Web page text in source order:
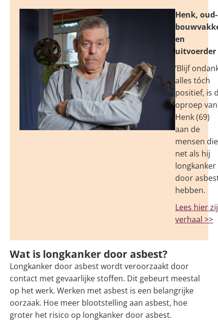
Henk, oud-
en
uitvoerder
‘Blijf
alles tóch
positief, is
oproep van
Henk (69)
aan de
mensen die
net als hij
longkanker
door
hebben.
Lees hier
verhaal >>
Wat is longkanker door asbest?
Longkanker door asbest wordt veroorzaakt door
contact met gevaarlijke stoffen. Dit gebeurt meestal
op het werk. Werken met asbest is een belangrijke
oorzaak. Hoe meer blootstelling aan asbest, hoe
groter het risico op longkanker door asbest.